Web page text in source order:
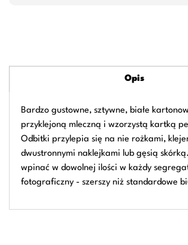
Opis
Bardzo gustowne, sztywne, białe
przyklejoną mleczną i wzorzystą kartką
Odbitki przylepia się na nie rożkami,
dwustronnymi naklejkami lub gęsią
wpinać w dowolnej ilości w każdy
fotograficzny - szerszy niż standardowe